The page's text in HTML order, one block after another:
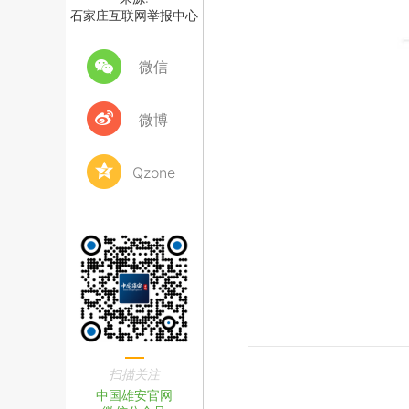
石家庄互联网举报中心
微信
微博
Qzone
扫描关注
中国雄安官网